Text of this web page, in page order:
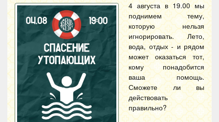
4 августа в 19.00 мы
поднимем тему,
которую нельзя
игнорировать. Лето,
вода, отдых - и рядом
может оказаться тот,
кому понадобится
ваша помощь.
Сможете ли вы
действовать
правильно?